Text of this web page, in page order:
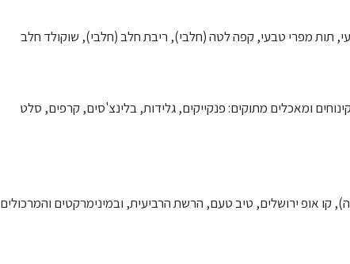
תות מפרי טבעי, קפה לטה (חלבי), ריבת חלב (חלבי), שוקולד חלב
ומאכלים מתוקים: פנקייקים, גלידות, בלינצ'סים, קרפים, סלט
קו אופ ירושלים, טיב טעם, הרשת הרביעית, ובמינימרקטים והמרכולים